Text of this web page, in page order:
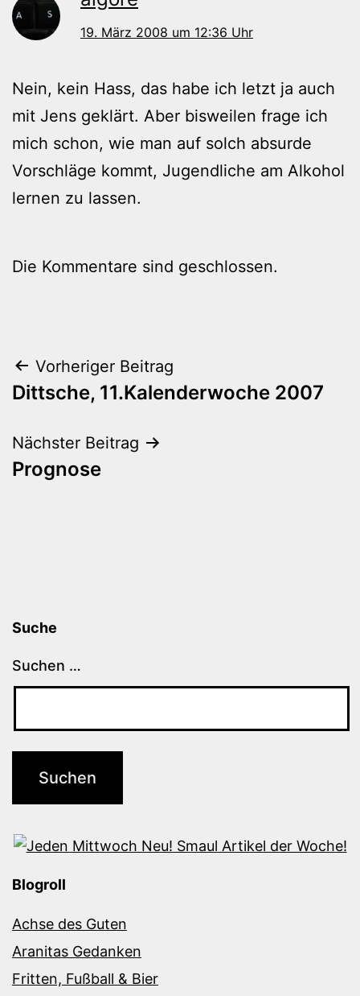
19. März 2008 um 12:36 Uhr
Nein, kein Hass, das habe ich letzt ja auch
mit Jens geklärt. Aber bisweilen frage ich
mich schon, wie man auf solch absurde
Vorschläge kommt, Jugendliche am Alkohol
lernen zu lassen.
Die Kommentare sind geschlossen.
Beitragsnavigation
Vorheriger Beitrag
Dittsche, 11.Kalenderwoche 2007
Nächster Beitrag
Prognose
Suche
Suchen …
Blogroll
Achse des Guten
Aranitas Gedanken
Fritten, Fußball & Bier